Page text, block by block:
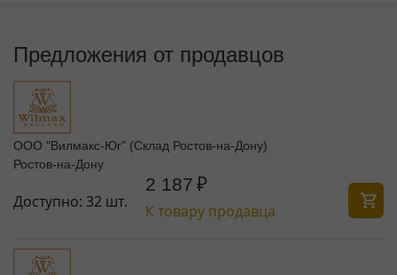
Предложения от продавцов
ООО "Вилмакс-Юг" (Склад Ростов-на-Дону)
Ростов-на-Дону
Доступно: 32 шт.
2 187 ₽
К товару продавца